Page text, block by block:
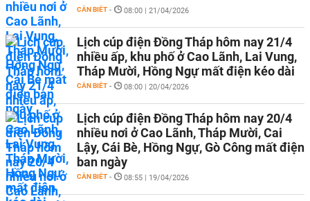
CẦN BIẾT - 08:00 | 21/04/2026
Lịch cúp điện Đồng Tháp hôm nay 21/4
nhiều ấp, khu phố ở Cao Lãnh, Lai Vung,
Tháp Mười, Hồng Ngự mất điện kéo dài
CẦN BIẾT - 08:00 | 20/04/2026
Lịch cúp điện Đồng Tháp hôm nay 20/4
nhiều nơi ở Cao Lãnh, Tháp Mười, Cai
Lậy, Cái Bè, Hồng Ngự, Gò Công mất điện
ban ngày
CẦN BIẾT - 08:55 | 19/04/2026